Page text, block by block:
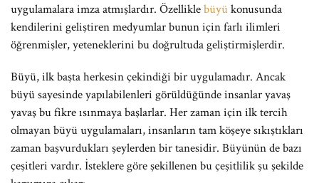
uygulamalara imza atmışlardır. Özelliklebüyükonusunda
kendilerini geliştiren medyumlar bunun için farlı ilimleri
öğrenmişler, yeteneklerini bu doğrultuda geliştirmişlerdir.
Büyü, ilk başta herkesin çekindiği bir uygulamadır. Ancak
büyü sayesinde yapılabilenleri görüldüğünde insanlar yavaş
yavaş bu fikre ısınmaya başlarlar. Her zaman için ilk tercih
olmayan büyü uygulamaları, insanların tam köşeye sıkıştıkları
zaman başvurdukları şeylerden bir tanesidir. Büyünün de bazı
çeşitleri vardır. İsteklere göre şekillenen bu çeşitlilik şu şekilde